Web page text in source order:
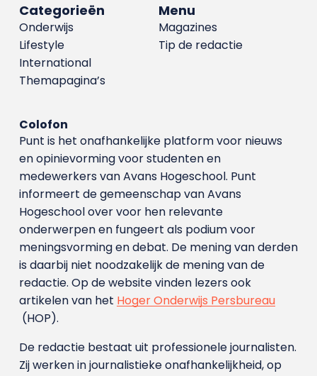
Menu
Magazines
Tip de redactie
Categorieën
Onderwijs
Lifestyle
International
Themapagina’s
Colofon
Punt is het onafhankelijke platform voor nieuws
en opinievorming voor studenten en
medewerkers van Avans Hoge­school. Punt
informeert de gemeenschap van Avans
Hogeschool over voor hen relevante
onderwerpen en fungeert als podium voor
meningsvorming en debat. De mening van derden
is daarbij niet noodzakelijk de mening van de
redactie. Op de website vinden lezers ook
artikelen van het Hoger Onderwijs Persbureau
(HOP).
De redactie bestaat uit professionele journalisten.
Zij werken in journalistieke onafhankelijkheid, op